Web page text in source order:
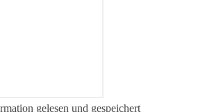
gelesen und gespeichert